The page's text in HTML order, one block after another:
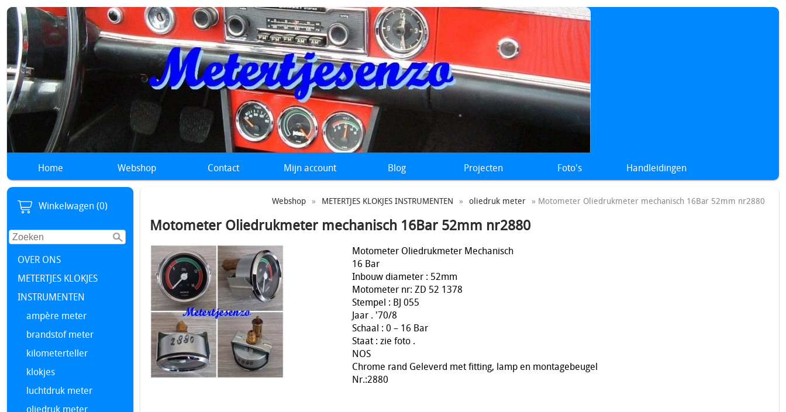
Home Webshop Contact Mijn account Blog Projecten Foto's Handleidingen
Winkelwagen (0)
OVER ONS
METERTJES KLOKJES
INSTRUMENTEN
ampère meter
brandstof meter
kilometerteller
klokjes
luchtdruk meter
oliedruk meter
Webshop » METERTJES KLOKJES INSTRUMENTEN » oliedruk meter » Motometer Oliedrukmeter mechanisch 16Bar 52mm nr2880
Motometer Oliedrukmeter mechanisch 16Bar 52mm nr2880
Motometer Oliedrukmeter Mechanisch
16 Bar
Inbouw diameter : 52mm
Motometer nr: ZD 52 1378
Stempel : BJ 055
Jaar . '70/8
Schaal : 0 – 16 Bar
Staat : zie foto .
NOS
Chrome rand Geleverd met fitting, lamp en montagebeugel
Nr.:2880